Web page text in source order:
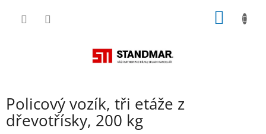
Policový vozík, tři etáže z
dřevotřísky, 200 kg